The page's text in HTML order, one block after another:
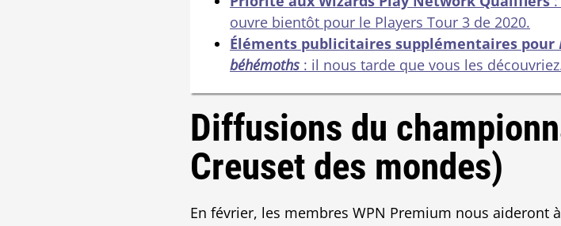
ouvre bientôt pour le Players Tour 3 de 2020.
Éléments publicitaires supplémentaires pour
béhémoths : il nous tarde que vous les
Diffusions du
Creuset des mondes)
En février, les membres WPN Premium nous aideront